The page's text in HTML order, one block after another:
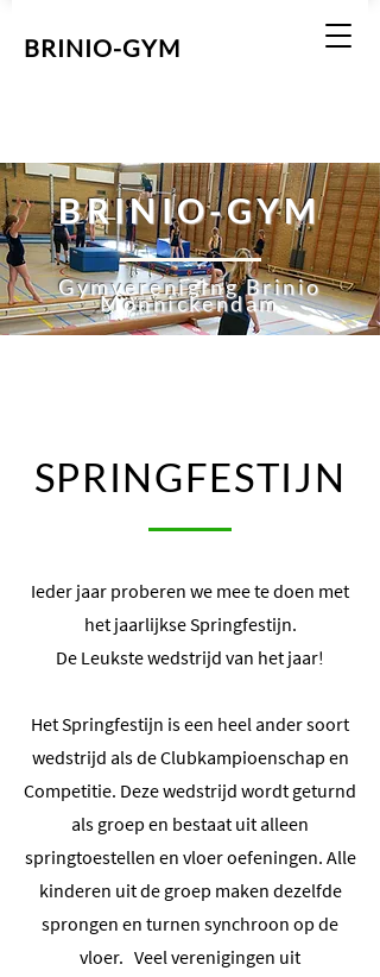
BRINIO-GYM
BRINIO-GYM
Gymvereniging Brinio
Monnickendam
SPRINGFESTIJN
Ieder jaar proberen we mee te doen met
het jaarlijkse Springfestijn.
De Leukste wedstrijd van het jaar!
Het Springfestijn is een heel ander soort
wedstrijd als de Clubkampioenschap en
Competitie. Deze wedstrijd wordt geturnd
als groep en bestaat uit alleen
springtoestellen en vloer oefeningen. Alle
kinderen uit de groep maken dezelfde
sprongen en turnen synchroon op de
vloer. Veel verenigingen uit